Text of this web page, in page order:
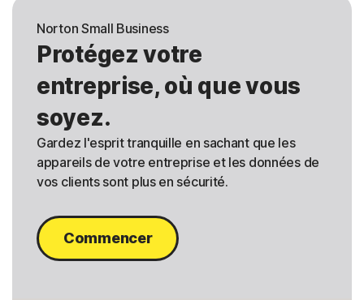
Norton Small Business
Protégez votre
entreprise, où que vous
soyez.
Gardez l'esprit tranquille en sachant que les
appareils de votre entreprise et les données de
vos clients sont plus en sécurité.
Commencer